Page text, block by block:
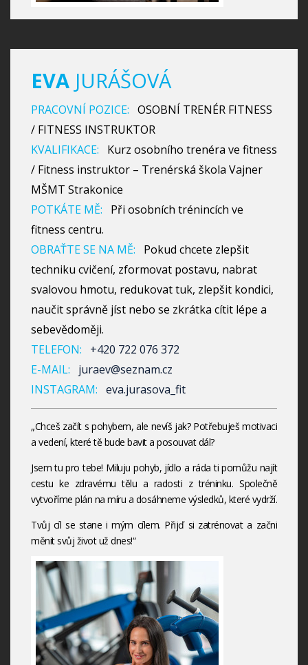
EVA JURÁŠOVÁ
PRACOVNÍ POZICE: OSOBNÍ TRENÉR FITNESS
/ FITNESS INSTRUKTOR
KVALIFIKACE:
Kurz osobního trenéra ve fitness
/ Fitness instruktor – Trenérská škola Vajner
MŠMT Strakonice
POTKÁTE MĚ:
Při osobních trénincích ve
fitness centru.
OBRAŤTE SE NA MĚ:
Pokud chcete zlepšit
techniku cvičení, zformovat postavu, nabrat
svalovou hmotu, redukovat tuk, zlepšit kondici,
naučit správně jíst nebo se zkrátka cítit lépe a
sebevědoměji.
TELEFON:
+420 722 076 372
E-MAIL:
juraev@seznam.cz
INSTAGRAM: eva.jurasova_fit
„Chceš začít s pohybem, ale nevíš jak? Potřebuješ motivaci
a vedení, které tě bude bavit a posouvat dál?
Jsem tu pro tebe! Miluju pohyb, jídlo a ráda ti pomůžu najít
cestu ke zdravému tělu a radosti z tréninku. Společně
vytvoříme plán na míru a dosáhneme výsledků, které vydrží.
Tvůj cíl se stane i mým cílem. Přijď si zatrénovat a začni
měnit svůj život už dnes!“